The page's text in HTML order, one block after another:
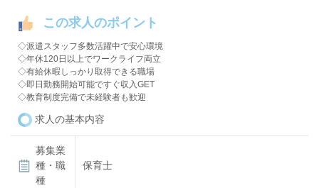
この求人のポイント
◇派遣スタッフ多数活躍中で安心環境
◇年休120日以上でワークライフ両立
◇有給休暇しっかり取得できる職場
◇即日勤務開始可能ですぐ収入GET
◇教育制度完備で未経験者も歓迎
求人の基本内容
募集業
種・職
種
保育士